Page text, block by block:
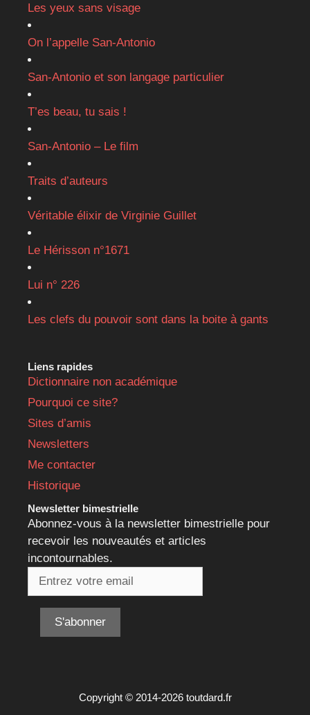
Les yeux sans visage
On l’appelle San-Antonio
San-Antonio et son langage particulier
T’es beau, tu sais !
San-Antonio – Le film
Traits d’auteurs
Véritable élixir de Virginie Guillet
Le Hérisson n°1671
Lui n° 226
Les clefs du pouvoir sont dans la boite à gants
Liens rapides
Dictionnaire non académique
Pourquoi ce site?
Sites d’amis
Newsletters
Me contacter
Historique
Newsletter bimestrielle
Abonnez-vous à la newsletter bimestrielle pour
recevoir les nouveautés et articles
incontournables.
Copyright © 2014-2026 toutdard.fr